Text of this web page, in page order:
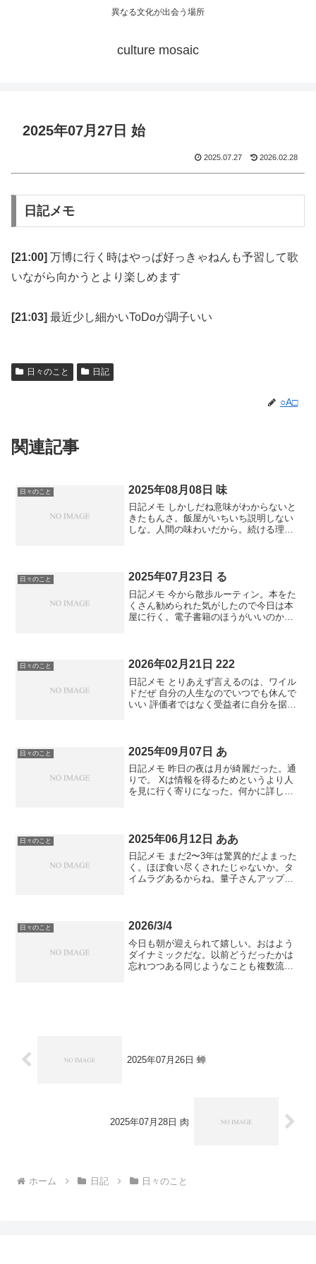
異なる文化が出会う場所
culture mosaic
2025年07月27日 始
2025.07.27 2026.02.28
日記メモ
[21:00] 万博に行く時はやっぱ好っきゃねんも予習して歌
いながら向かうとより楽しめます
[21:03] 最近少し細かいToDoが調子いい
日々のこと 日記
○A□
関連記事
日々のこと 2025年08月08日 味
日記メモ しかしだね意味がわからないと
きたもんさ。飯屋がいちいち説明しない
しな。人間の味わいだから。続ける理
て忙しい。墓参りは行こ...
日々のこと 2025年07月23日 る
日記メモ 今から散歩ルーティン。本をた
くさん勧められた気がしたので今日は本
屋に行く。電子書籍のほうがいいのか
きる 読書は別脳
日々のこと 2026年02月21日 222
日記メモ とりあえず言えるのは、ワイル
ドだぜ 自分の人生なのでいつでも休んで
いい 評価者ではなく受益者に自分を据え
律的な意...
日々のこと 2025年09月07日 あ
日記メモ 昨日の夜は月が綺麗だった。通
りで。 Xは情報を得るためというより人
を見に行く寄りになった。何かに詳しい
どんな問題を解決し...
日々のこと 2025年06月12日 ああ
日記メモ まだ2〜3年は驚異的だよまった
く。ほぼ食い尽くされたじゃないか。タ
イムラグあるからね。量子さんアップ始
記号羅列。もう10...
日々のこと 2026/3/4
今日も朝が迎えられて嬉しい。おはよう
ダイナミックだな。以前どうだったかは
忘れつつある同じようなことも複数流派
2025年07月26日 蝉
2025年07月28日 肉
ホーム 日記 日々のこと